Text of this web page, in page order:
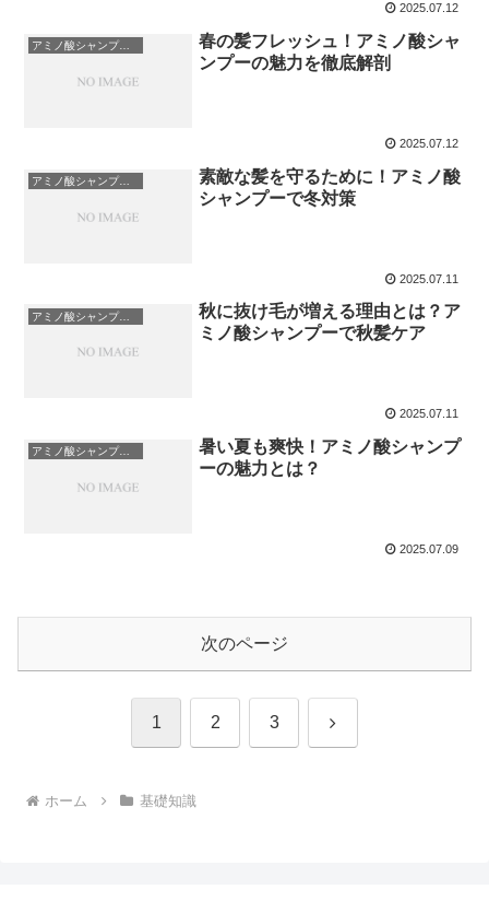
2025.07.12
アミノ酸シャンプーについて
春の髪フレッシュ！アミノ酸シャ
ンプーの魅力を徹底解剖
2025.07.12
アミノ酸シャンプーについて
素敵な髪を守るために！アミノ酸
シャンプーで冬対策
2025.07.11
アミノ酸シャンプーについて
秋に抜け毛が増える理由とは？ア
ミノ酸シャンプーで秋髪ケア
2025.07.11
アミノ酸シャンプーについて
暑い夏も爽快！アミノ酸シャンプ
ーの魅力とは？
2025.07.09
次のページ
1 2 3 次
ホーム 基礎知識